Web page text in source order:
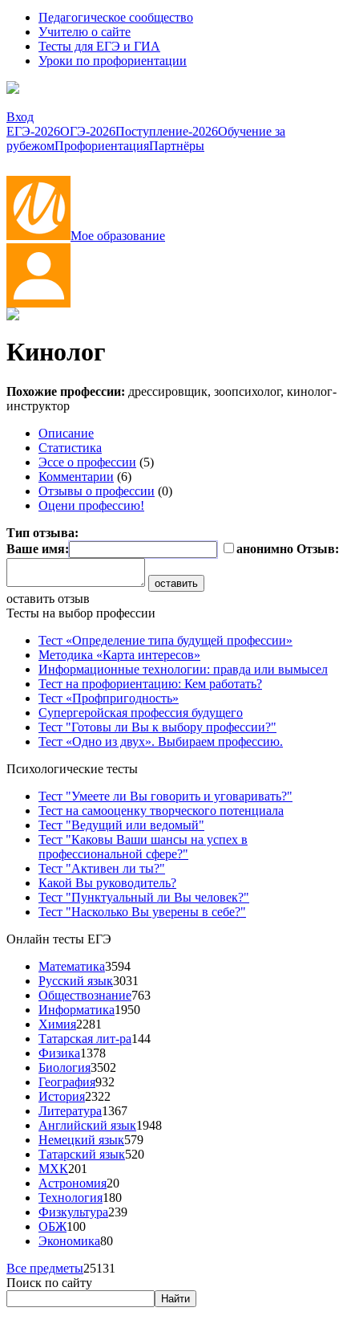
Педагогическое сообщество
Учителю о сайте
Тесты для ЕГЭ и ГИА
Уроки по профориентации
Вход
ЕГЭ-2026ОГЭ-2026Поступление-2026Обучение за
рубежомПрофориентацияПартнёры
Мое образование
Кинолог
Похожие профессии: дрессировщик, зоопсихолог, кинолог-
инструктор
Описание
Статистика
Эссе о профессии (5)
Комментарии (6)
Отзывы о профессии (0)
Оцени профессию!
Тип отзыва:
Ваше имя:
анонимно Отзыв:
оставить отзыв
Тесты на выбор профессии
Тест «Определение типа будущей профессии»
Методика «Карта интересов»
Информационные технологии: правда или вымысел
Тест на профориентацию: Кем работать?
Тест «Профпригодность»
Супергеройская профессия будущего
Тест "Готовы ли Вы к выбору профессии?"
Тест «Одно из двух». Выбираем профессию.
Психологические тесты
Тест "Умеете ли Вы говорить и уговаривать?"
Тест на самооценку творческого потенциала
Тест "Ведущий или ведомый"
Тест "Каковы Ваши шансы на успех в
профессиональной сфере?"
Тест "Активен ли ты?"
Какой Вы руководитель?
Тест "Пунктуальный ли Вы человек?"
Тест "Насколько Вы уверены в себе?"
Онлайн тесты ЕГЭ
Математика3594
Русский язык3031
Обществознание763
Информатика1950
Химия2281
Татарская лит-ра144
Физика1378
Биология3502
География932
История2322
Литература1367
Английский язык1948
Немецкий язык579
Татарский язык520
МХК201
Астрономия20
Технология180
Физкультура239
ОБЖ100
Экономика80
Все предметы25131
Поиск по сайту
Найти